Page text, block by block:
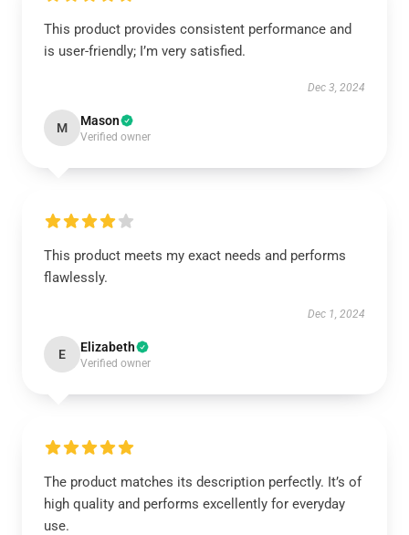
This product provides consistent performance and
is user-friendly; I’m very satisfied.
Dec 3, 2024
M Mason
Verified owner
This product meets my exact needs and performs
flawlessly.
Dec 1, 2024
E Elizabeth
Verified owner
The product matches its description perfectly. It’s of
high quality and performs excellently for everyday
use.